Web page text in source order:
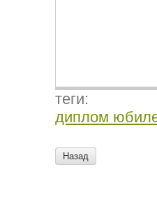
теги:
диплом
Назад